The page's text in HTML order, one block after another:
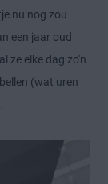
nu nog zou
een jaar oud
ze elke dag zo'n
(wat uren